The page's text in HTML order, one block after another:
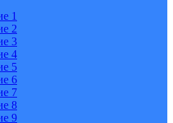
1
2
3
4
5
6
7
8
9